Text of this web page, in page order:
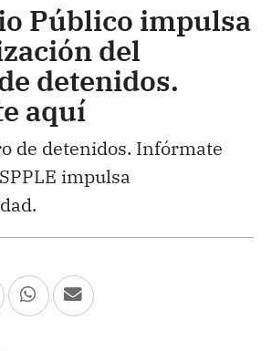
Público impulsa
del
detenidos.
aquí
de detenidos. Infórmate
impulsa